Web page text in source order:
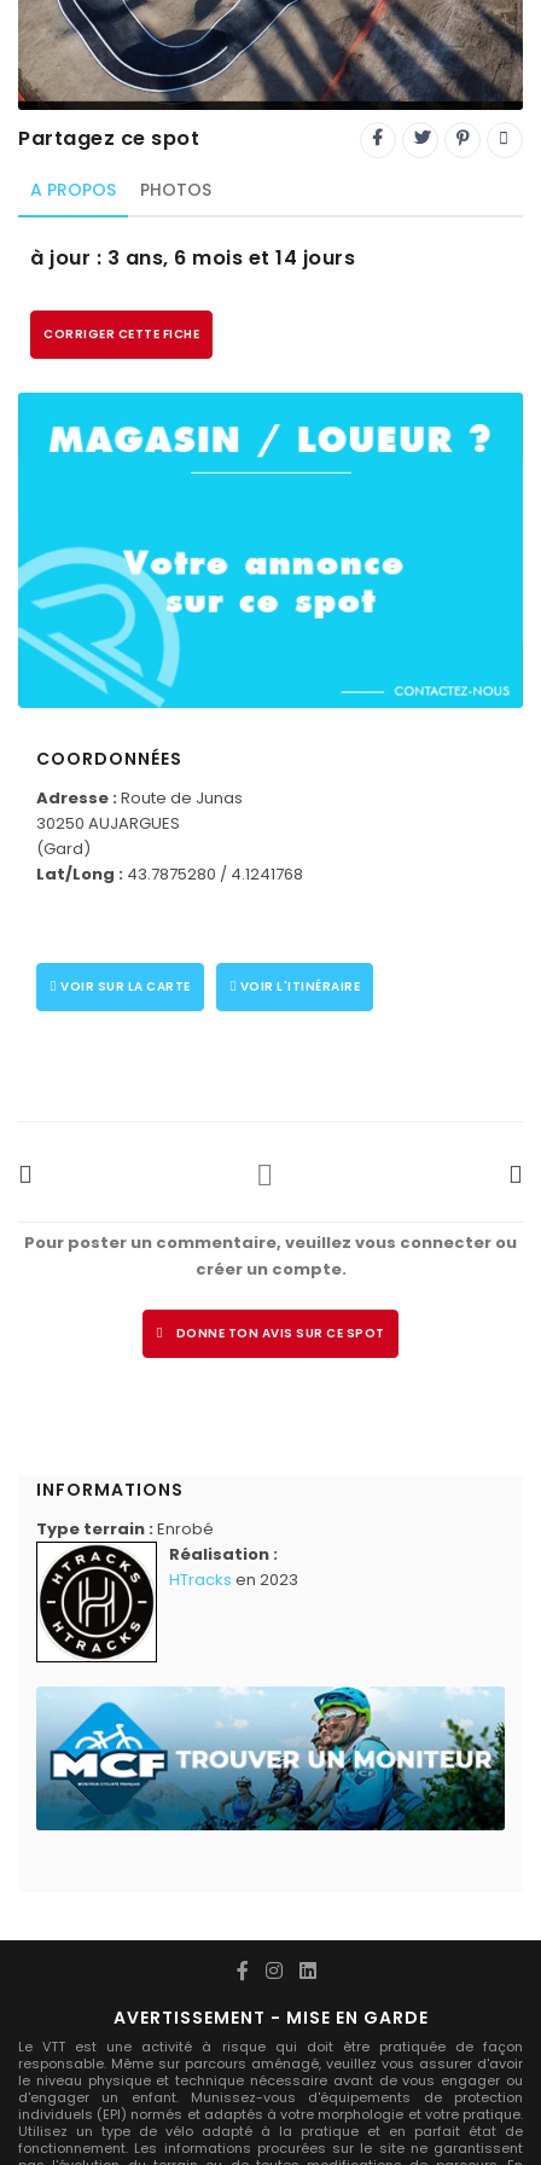
Trial
XC Rando - VTTAE
XCO
Constructeurs-Shapers
Derniers commentaires
Partagez ce spot
A PROPOS PHOTOS
à jour : 3 ans, 6 mois et 14 jours
CORRIGER CETTE FICHE
COORDONNÉES
Adresse : Route de Junas
30250 AUJARGUES
(Gard)
Lat/Long : 43.7875280 / 4.1241768
VOIR SUR LA CARTE VOIR L'ITINÉRAIRE
Pour poster un commentaire, veuillez vous connecter ou
créer un compte.
DONNE TON AVIS SUR CE SPOT
INFORMATIONS
Type terrain : Enrobé
Réalisation :
HTracks en 2023
AVERTISSEMENT - MISE EN GARDE
Le VTT est une activité à risque qui doit être pratiquée de façon
responsable. Même sur parcours aménagé, veuillez vous assurer d'avoir
le niveau physique et technique nécessaire avant de vous engager ou
d'engager un enfant. Munissez-vous d'équipements de protection
individuels (EPI) normés et adaptés à votre morphologie et votre pratique.
Utilisez un type de vélo adapté à la pratique et en parfait état de
fonctionnement. Les informations procurées sur le site ne garantissent